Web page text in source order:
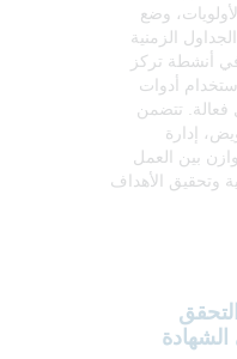
وضع
الزمنية
أنشطة تركز
أدوات
فعالة. تتضمن
إدارة
بين العمل
وتحقيق الأهداف